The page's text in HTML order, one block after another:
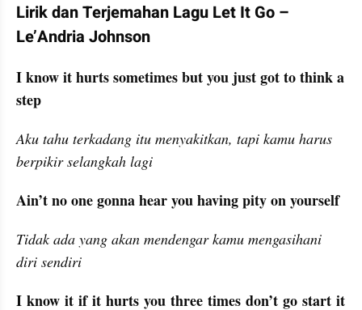
Lirik dan Terjemahan Lagu Let It Go –
Le’Andria Johnson
I know it hurts sometimes but you just got to think a
step
Aku tahu terkadang itu menyakitkan, tapi kamu harus
berpikir selangkah lagi
Ain’t no one gonna hear you having pity on yourself
Tidak ada yang akan mendengar kamu mengasihani
diri sendiri
I know it if it hurts you three times don’t go start it